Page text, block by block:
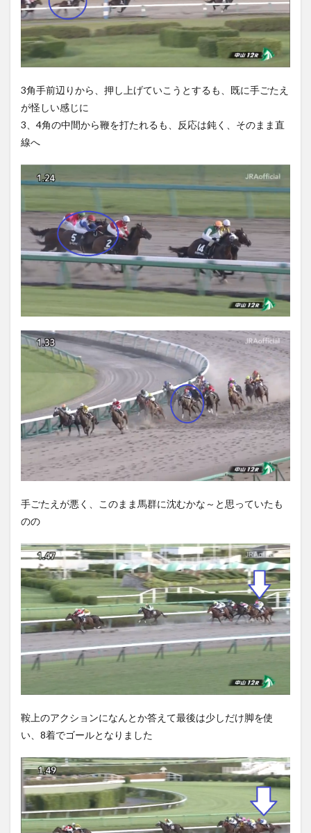
3角手前辺りから、押し上げていこうとするも、既に手ごたえ
が怪しい感じに
3、4角の中間から鞭を打たれるも、反応は鈍く、そのまま直
線へ
手ごたえが悪く、このまま馬群に沈むかな～と思っていたも
のの
鞍上のアクションになんとか答えて最後は少しだけ脚を使
い、8着でゴールとなりました